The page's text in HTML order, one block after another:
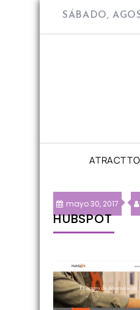
SÁBADO,
ATRACTTO
mayo 30, 2017
HUBSPOT